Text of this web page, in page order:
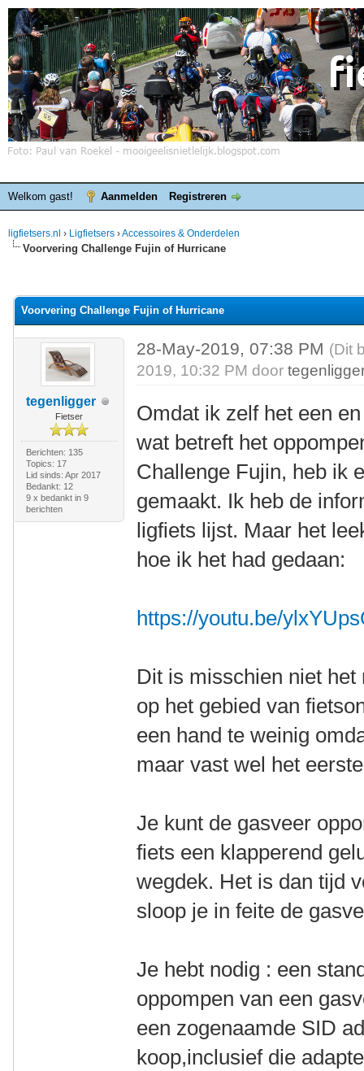
Welkom gast! Aanmelden Registreren
ligfietsers.nl › Ligfietsers ›Accessoires & Onderdelen
Voorvering Challenge Fujin of Hurricane
Voorvering Challenge Fujin of Hurricane
tegenligger
Fietser
Berichten: 135
Topics: 17
Lid sinds: Apr 2017
Bedankt: 12
9 x bedankt in 9
berichten
28-May-2019, 07:38 PM (Dit
2019, 10:32 PM door
Omdat ik zelf het een
wat betreft het
Challenge Fujin, heb ik
gemaakt. Ik heb de
ligfiets lijst. Maar het
hoe ik het had gedaan:
https://youtu.be/
Dit is misschien niet
op het gebied van
een hand te weinig
maar vast wel het
Je kunt de gasveer
fiets een klapperend
wegdek. Het is dan tijd
sloop je in feite de
Je hebt nodig : een
oppompen van een
een zogenaamde SID
koop,inclusief die